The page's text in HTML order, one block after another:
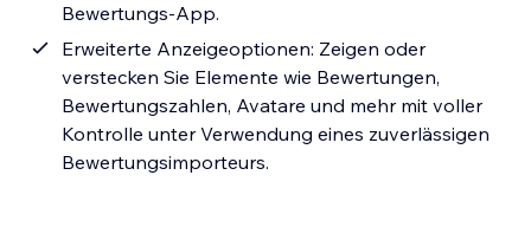
Bewertungs-App.
Erweiterte Anzeigeoptionen: Zeigen oder
verstecken Sie Elemente wie Bewertungen,
Bewertungszahlen, Avatare und mehr mit voller
Kontrolle unter Verwendung eines zuverlässigen
Bewertungsimporteurs.